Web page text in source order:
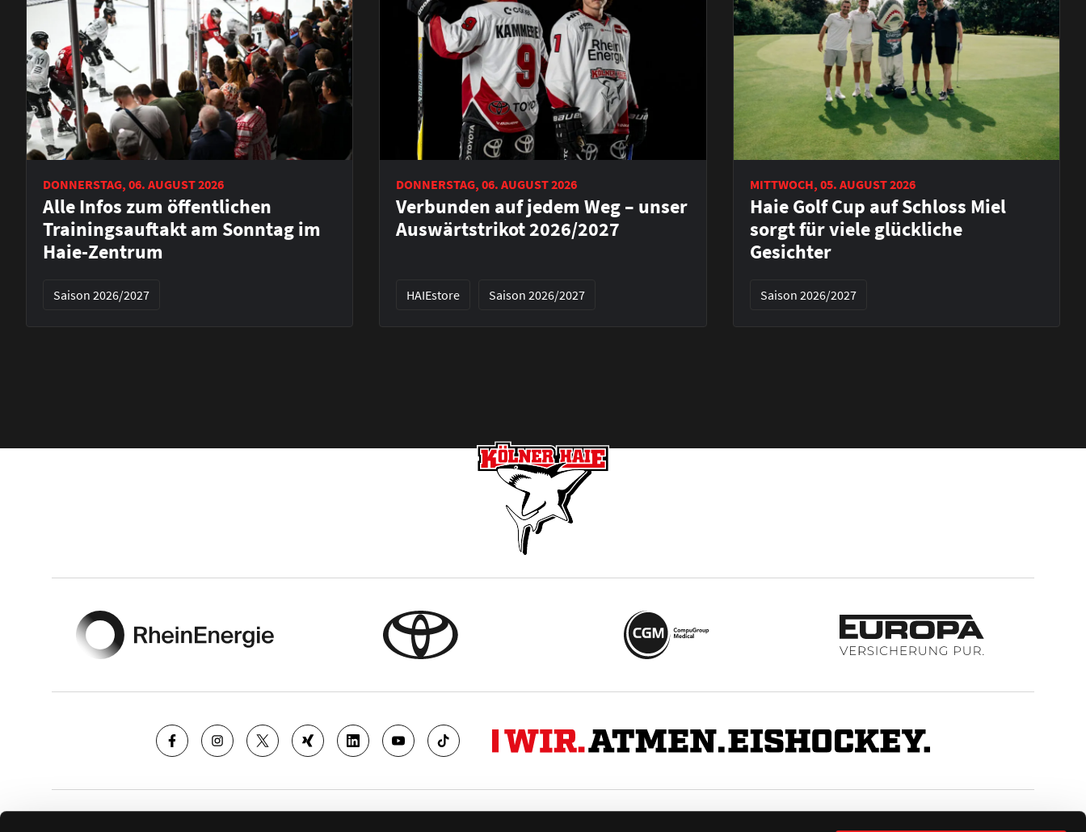
DONNERSTAG, 06. AUGUST 2026
Alle Infos zum öffentlichen
Trainingsauftakt am Sonntag im
Haie-Zentrum
Saison 2026/2027
DONNERSTAG, 06. AUGUST 2026
Verbunden auf jedem Weg – unser
Auswärtstrikot 2026/2027
HAIEstore Saison 2026/2027
MITTWOCH, 05. AUGUST 2026
Haie Golf Cup auf Schloss Miel
sorgt für viele glückliche
Gesichter
Saison 2026/2027
BUSINESS